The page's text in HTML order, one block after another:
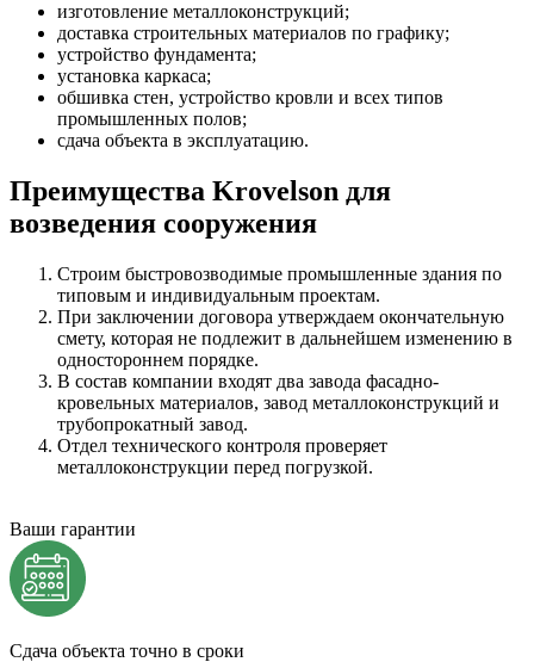
изготовление металлоконструкций;
доставка строительных материалов по графику;
устройство фундамента;
установка каркаса;
обшивка стен, устройство кровли и всех типов
промышленных полов;
сдача объекта в эксплуатацию.
Преимущества Krovelson для
возведения сооружения
Строим быстровозводимые промышленные здания по
типовым и индивидуальным проектам.
При заключении договора утверждаем окончательную
смету, которая не подлежит в дальнейшем изменению в
одностороннем порядке.
В состав компании входят два завода фасадно-
кровельных материалов, завод металлоконструкций и
трубопрокатный завод.
Отдел технического контроля проверяет
металлоконструкции перед погрузкой.
Ваши гарантии
Сдача объекта точно в сроки